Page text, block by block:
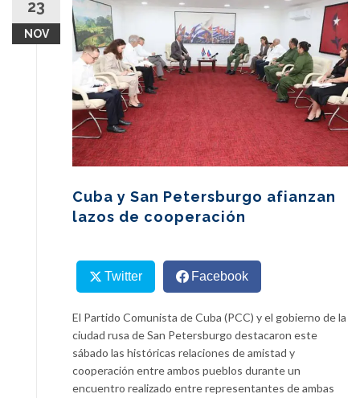
content
23
NOV
Cuba y San Petersburgo afianzan
lazos de cooperación
Twitter Facebook
El Partido Comunista de Cuba (PCC) y el gobierno de la
ciudad rusa de San Petersburgo destacaron este
sábado las históricas relaciones de amistad y
cooperación entre ambos pueblos durante un
encuentro realizado entre representantes de ambas